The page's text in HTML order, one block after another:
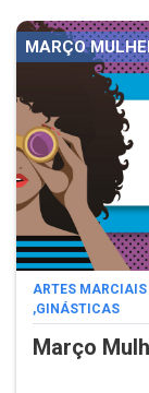
MARÇO
ARTES MARCIAIS
,GINÁSTICAS
Março